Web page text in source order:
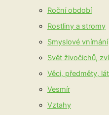
Roční období
Rostliny a stromy
Smyslové vnímání
Svět živočichů,
Věci, předměty,
Vesmír
Vztahy